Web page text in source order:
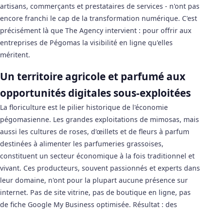
artisans, commerçants et prestataires de services - n'ont pas
encore franchi le cap de la transformation numérique. C'est
précisément là que The Agency intervient : pour offrir aux
entreprises de Pégomas la visibilité en ligne qu'elles
méritent.
Un territoire agricole et parfumé aux
opportunités digitales sous-exploitées
La floriculture est le pilier historique de l'économie
pégomasienne. Les grandes exploitations de mimosas, mais
aussi les cultures de roses, d'œillets et de fleurs à parfum
destinées à alimenter les parfumeries grassoises,
constituent un secteur économique à la fois traditionnel et
vivant. Ces producteurs, souvent passionnés et experts dans
leur domaine, n'ont pour la plupart aucune présence sur
internet. Pas de site vitrine, pas de boutique en ligne, pas
de fiche Google My Business optimisée. Résultat : des